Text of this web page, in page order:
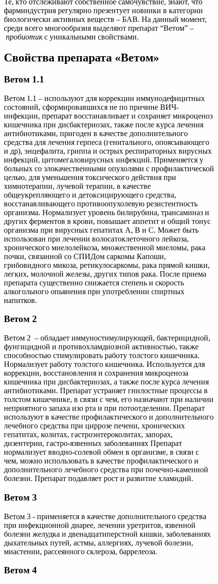
Те, кто отслеживают собственное самочувствие, знают, что
фарминдустрия регулярно презентует новинки в категории
биологически активных веществ – БАВ. На данный момент,
среди всего многообразия выделяют препарат “Ветом” –
пробиотикс уникальными свойствами.
Свойства препарата «Ветом»
Ветом 1.1
Ветом 1.1 – используют для коррекции иммунодефицитных
состояний, сформировавшихся не по причине ВИЧ-
инфекции, препарат восстанавливает и сохраняет микроценоз
кишечника при дисбактериозах, также после курса лечения
антибиотиками, пригоден в качестве дополнительного
средства для лечения герпеса (генитального, опоясывающего
и др), энцефалита, гриппа и острых респираторных вирусных
инфекций, цитомегаловирусных инфекций. Применяется у
больных со злокачественными опухолями с профилактической
целью, для уменьшения токсического действия при
химиотерапии, лучевой терапии, в качестве
общеукрепляющего и детоксицирующего средства,
восстанавливающего противоопухолевую резистентность
организма. Нормализует уровень билирубина, трансаминаз и
других ферментов в крови, повышает аппетит и общий тонус
организма при вирусных гепатитах А, В и С. Может быть
использован при лечении волосатоклеточного лейкоза,
хронического миелолейкоза, множественной миеломы, рака
почки, связанной со СПИДом саркомы Капоши,
грибовидного микоза, ретикулосаркомы, рака прямой кишки,
легких, молочной железы, других типов рака. После приема
препарата существенно снижается степень и скорость
алкогольного опьянения при употреблении спиртных
напитков.
Ветом 2
Ветом 2 – обладает иммуностимулирующей, бактерицидной,
фунгицидной и противохламдиозной активностью, также
способностью стимулировать работу толстого кишечника.
Нормализует работу толстого кишечника. Используется для
коррекции, восстановления и сохранения микроценоза
кишечника при дисбактериозах, а также после курса лечения
антибиотиками. Препарат устраняет гнилостные процессы в
толстом кишечнике, в связи с чем, его назначают при наличии
неприятного запаха изо рта и при потоотделении. Препарат
используют в качестве профилактического и дополнительного
лечебного средства при циррозе печени, хронических
гепатитах, колитах, гастроэнтероколитах, запорах,
дизентерии, гастро-язвенных заболеваниях Препарат
нормализует вводно-солевой обмен в организме, в связи с
чем, можно использовать в качестве профилактического и
дополнительного лечебного средства при почечно-каменной
болезни. Препарат подавляет рост и развитие хламидий.
Ветом 3
Ветом 3 - применяется в качестве дополнительного средства
при инфекционной диарее, лечении уретритов, язвенной
болезни желудка и двенадцатиперстной кишки, заболеваниях
дыхательных путей, астмы, аллергиях, лучевой болезни,
миастении, рассеянного склероза, баррелеоза.
Ветом 4